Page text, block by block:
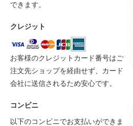
できます。
クレジット
お客様のクレジットカード番号はご
注文先ショップを経由せず、カード
会社に送信されるため安心です。
コンビニ
以下のコンビニでお支払いができま